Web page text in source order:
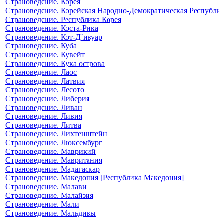
Страноведение. Корейская Народно-Демократическая
Страноведение. Республика Корея
Страноведение. Коста-Рика
Страноведение. Кот-Д`ивуар
Страноведение. Куба
Страноведение. Кувейт
Страноведение. Кука острова
Страноведение. Лаос
Страноведение. Латвия
Страноведение. Лесото
Страноведение. Либерия
Страноведение. Ливан
Страноведение. Ливия
Страноведение. Литва
Страноведение. Лихтенштейн
Страноведение. Люксембург
Страноведение. Маврикий
Страноведение. Мавритания
Страноведение. Мадагаскар
Страноведение. Македония [Республика Македония]
Страноведение. Малави
Страноведение. Малайзия
Страноведение. Мали
Страноведение. Мальдивы